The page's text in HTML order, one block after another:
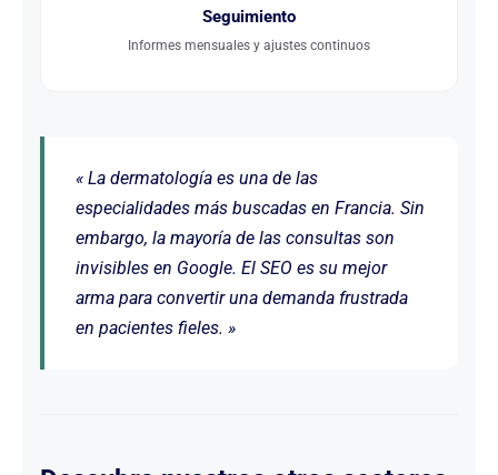
Seguimiento
Informes mensuales y ajustes continuos
« La dermatología es una de las
especialidades más buscadas en Francia. Sin
embargo, la mayoría de las consultas son
invisibles en Google. El SEO es su mejor
arma para convertir una demanda frustrada
en pacientes fieles. »